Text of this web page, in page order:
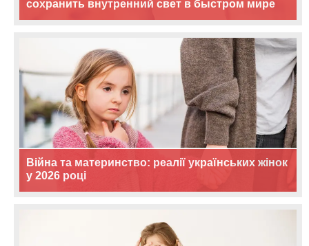
сохранить внутренний свет в быстром мире
Війна та материнство: реалії українських жінок
у 2026 році